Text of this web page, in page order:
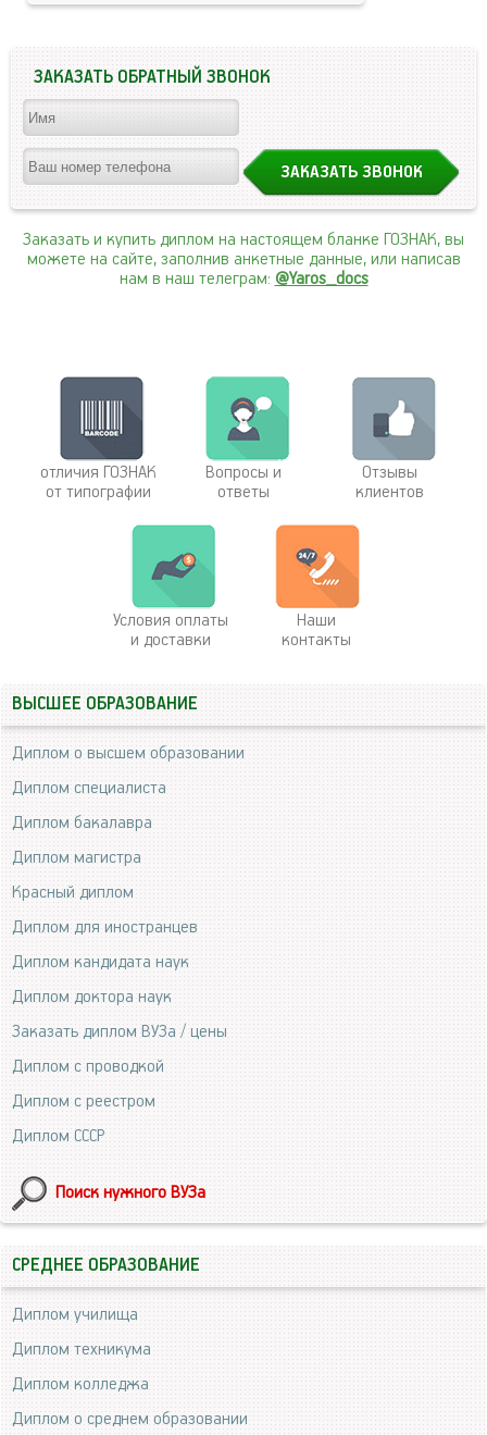
ЗАКАЗАТЬ ОБРАТНЫЙ ЗВОНОК
Заказать и купить диплом на настоящем бланке ГОЗНАК, вы
можете на сайте, заполнив анкетные данные, или написав
нам в наш телеграм: @Yaros_docs
отличия ГОЗНАК
от типографии
Вопросы и
ответы
Отзывы
клиентов
Условия оплаты
и доставки
Наши
контакты
ВЫСШЕЕ ОБРАЗОВАНИЕ
Диплом о высшем образовании
Диплом специалиста
Диплом бакалавра
Диплом магистра
Красный диплом
Диплом для иностранцев
Диплом кандидата наук
Диплом доктора наук
Заказать диплом ВУЗа / цены
Диплом с проводкой
Диплом с реестром
Диплом СССР
Поиск нужного ВУЗа
СРЕДНЕЕ ОБРАЗОВАНИЕ
Диплом училища
Диплом техникума
Диплом колледжа
Диплом о среднем образовании